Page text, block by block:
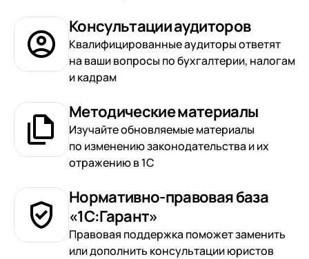
Консультации аудиторов
Квалифицированные аудиторы ответят
на ваши вопросы по бухгалтерии, налогам
и кадрам
Методические материалы
Изучайте обновляемые материалы
по изменению законодательства и их
отражению в 1С
Нормативно-правовая база
«1С:Гарант»
Правовая поддержка поможет заменить
или дополнить консультации юристов
Легкая логистика
Бизнес-аналитика (BI)
1С:Аналитика
клиентами (CRM)
1С:CRM
Лицензии 1С
Сервисы 1С
1С-ЭДО
1С:Контрагент